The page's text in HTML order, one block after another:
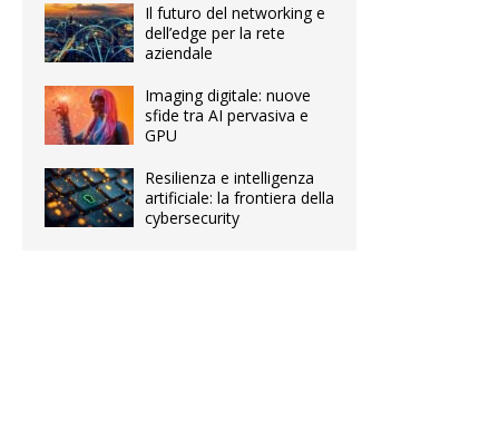
Il futuro del networking e
dell’edge per la rete
aziendale
Imaging digitale: nuove
sfide tra AI pervasiva e
GPU
Resilienza e intelligenza
artificiale: la frontiera della
cybersecurity